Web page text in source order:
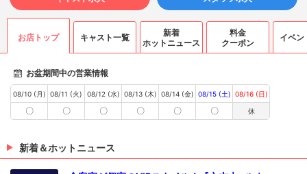
お店トップ キャスト一覧
新着
ホットニュース
料金
クーポン
イベン
お盆期間中の営業情報
08/10 (月)
〇
08/11 (火)
〇
08/12 (水)
〇
08/13 (木)
〇
08/14 (金)
〇
08/15 (土)
〇
08/16 (日)
休
新着＆ホットニュース